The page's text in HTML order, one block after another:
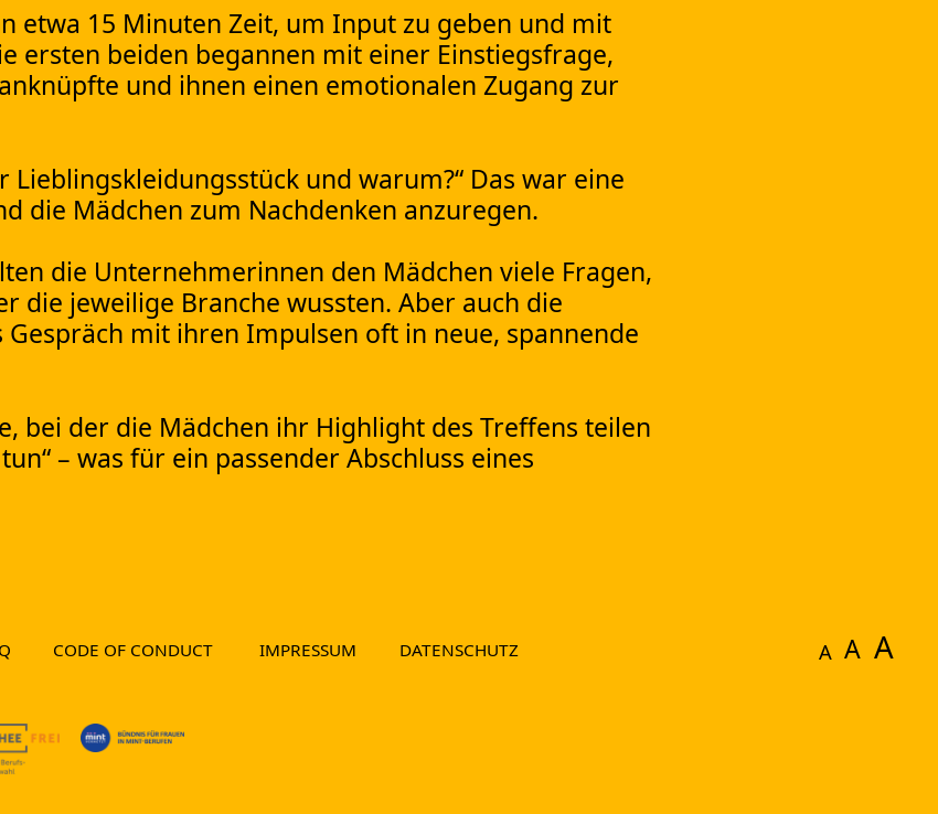
etwa 15 Minuten Zeit, um Input zu geben und mit
ersten beiden begannen mit einer Einstiegsfrage,
und ihnen einen emotionalen Zugang zur
Lieblingskleidungsstück und warum?“ Das war eine
die Mädchen zum Nachdenken anzuregen.
die Unternehmerinnen den Mädchen viele Fragen,
die jeweilige Branche wussten. Aber auch die
mit ihren Impulsen oft in neue, spannende
bei der die Mädchen ihr Highlight des Treffens teilen
– was für ein passender Abschluss eines
A A A
CODE OF CONDUCT IMPRESSUM DATENSCHUTZ